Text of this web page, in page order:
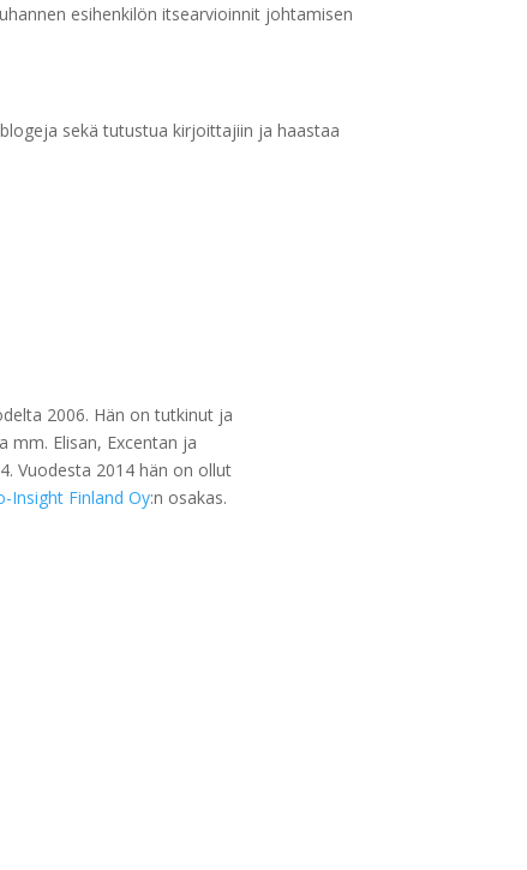
esihenkilön itsearvioinnit johtamisen
sekä tutustua kirjoittajiin ja haastaa
2006. Hän on tutkinut ja
Elisan, Excentan ja
Vuodesta 2014 hän on ollut
Insight Finland Oy:n osakas.